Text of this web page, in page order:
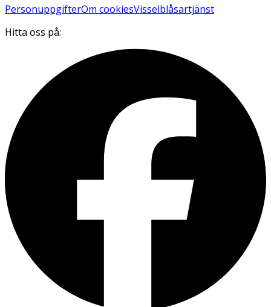
PersonuppgifterOm cookiesVisselblåsartjänst
Hitta oss på: